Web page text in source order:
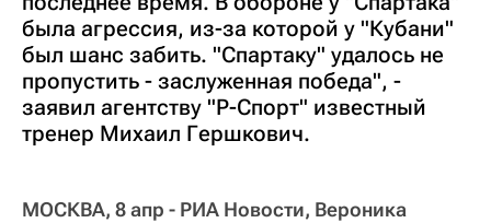
была агрессия, из-за которой у "Кубани"
был шанс забить. "Спартаку" удалось не
пропустить - заслуженная победа", -
заявил агентству "Р-Спорт" известный
тренер Михаил Гершкович.
МОСКВА, 8 апр - РИА Новости, Вероника